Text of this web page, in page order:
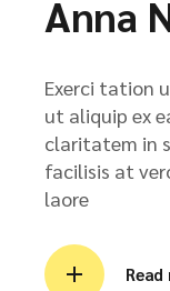
Anna
Exerci tation
ut aliquip ex
claritatem in
facilisis at
laore